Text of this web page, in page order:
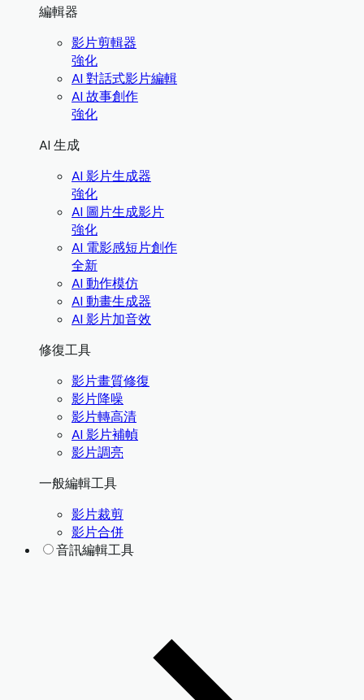
編輯器
影片剪輯器
強化
AI 對話式影片編輯
AI 故事創作
強化
AI 生成
AI 影片生成器
強化
AI 圖片生成影片
強化
AI 電影感短片創作
全新
AI 動作模仿
AI 動畫生成器
AI 影片加音效
修復工具
影片畫質修復
影片降噪
影片轉高清
AI 影片補幀
影片調亮
一般編輯工具
影片裁剪
影片合併
音訊編輯工具